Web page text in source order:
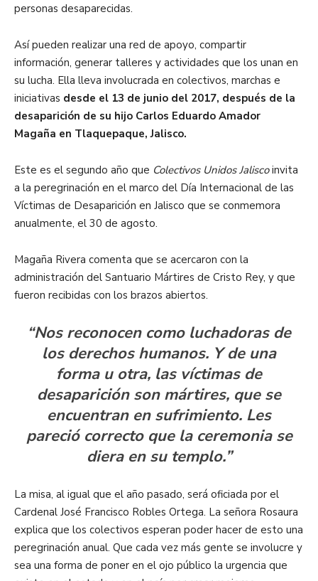
personas desaparecidas.
Así pueden realizar una red de apoyo, compartir
información, generar talleres y actividades que los unan en
su lucha. Ella lleva involucrada en colectivos, marchas e
iniciativas desde el 13 de junio del 2017, después de la
desaparición de su hijo Carlos Eduardo Amador
Magaña en Tlaquepaque, Jalisco.
Este es el segundo año que Colectivos Unidos Jaliscoinvita
a la peregrinación en el marco del Día Internacional de las
Víctimas de Desaparición en Jalisco que se conmemora
anualmente, el 30 de agosto.
Magaña Rivera comenta que se acercaron con la
administración del Santuario Mártires de Cristo Rey, y que
fueron recibidas con los brazos abiertos.
“Nos reconocen como luchadoras de
los derechos humanos. Y de una
forma u otra, las víctimas de
desaparición son mártires, que se
encuentran en sufrimiento. Les
pareció correcto que la ceremonia se
diera en su templo.”
La misa, al igual que el año pasado, será oficiada por el
Cardenal José Francisco Robles Ortega. La señora Rosaura
explica que los colectivos esperan poder hacer de esto una
peregrinación anual. Que cada vez más gente se involucre y
sea una forma de poner en el ojo público la urgencia que